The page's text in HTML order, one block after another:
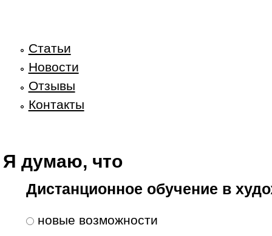
Статьи
Новости
Отзывы
Контакты
Я думаю, что
Дистанционное обучение в
Варианты
новые возможности